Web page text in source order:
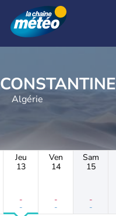
METEO CONSTANTINE
Algérie
Jeu
13
-
-
Ven
14
-
-
Sam
15
-
-